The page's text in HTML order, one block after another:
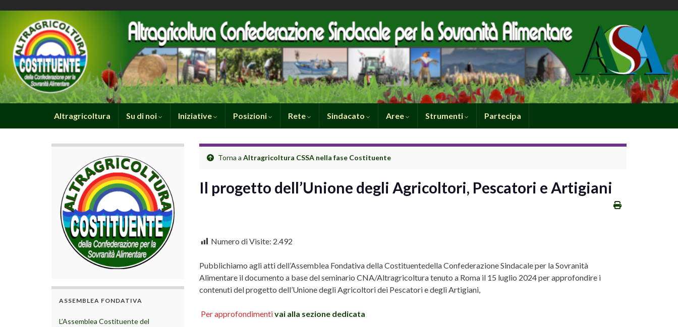
Altragricoltura Su di noi Iniziative Posizioni Rete Sindacato Aree Strumenti Partecipa
Torna a Altragricoltura CSSA nella fase Costituente
Il progetto dell’Unione degli Agricoltori, Pescatori e Artigiani
Numero di Visite: 2.492
Pubblichiamo agli atti dell’Assemblea Fondativa della Costituentedella Confederazione Sindacale per la Sovranità
Alimentare il documento a base del seminario CNA/Altragricoltura tenuto a Roma il 15 luglio 2024 per approfondire i
contenuti del progetto dell’Unione degli Agricoltori dei Pescatori e degli Artigiani,
Per approfondimentivai alla sezione dedicata
ASSEMBLEA FONDATIVA
L’Assemblea Costituente del